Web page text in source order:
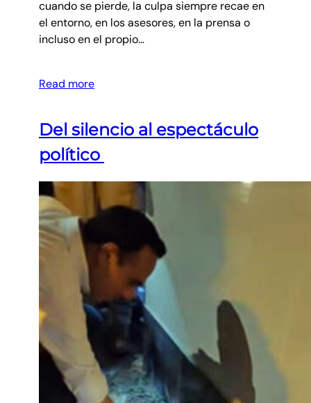
cuando se pierde, la culpa siempre recae en
el entorno, en los asesores, en la prensa o
incluso en el propio…
Read more
Del silencio al espectáculo
político